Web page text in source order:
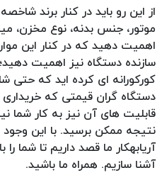
از این رو باید در کنار برند
موتور، جنس بدنه، نوع مخزن،
اهمیت دهید که در کنار این
سازنده دستگاه نیز اهمیت
قابلیت های آن نیز به کار شما
نتیجه ممکن برسید. با این وجود
آریابهکار ما قصد داریم تا شما
آشنا سازیم. همراه ما باشید.